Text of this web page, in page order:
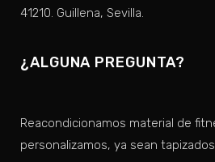
41210. Guillena, Sevilla.
¿ALGUNA PREGUNTA?
Reacondicionamos material de
personalizamos, ya sean